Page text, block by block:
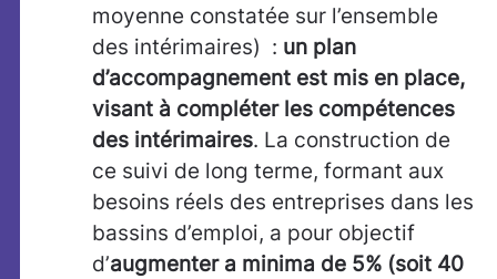
moyenne constatée sur l’ensemble
des intérimaires) : un plan
d’accompagnement est mis en place,
visant à compléter les compétences
des intérimaires. La construction de
ce suivi de long terme, formant aux
besoins réels des entreprises dans les
bassins d’emploi, a pour objectif
d’augmenter a minima de 5% (soit 40